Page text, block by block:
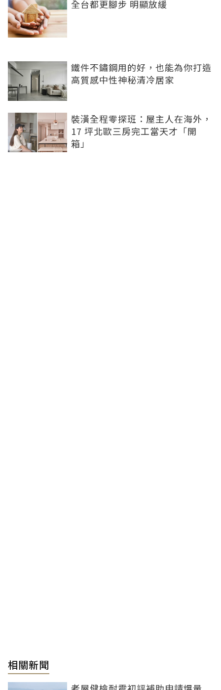
全台都更腳步 明顯放緩
鐵件不鏽鋼用的好，也能為你打造
高質感中性神秘清冷居家
裝潢全程零探班：屋主人在海外，
17 坪北歐三房完工當天才「開
箱」
相關新聞